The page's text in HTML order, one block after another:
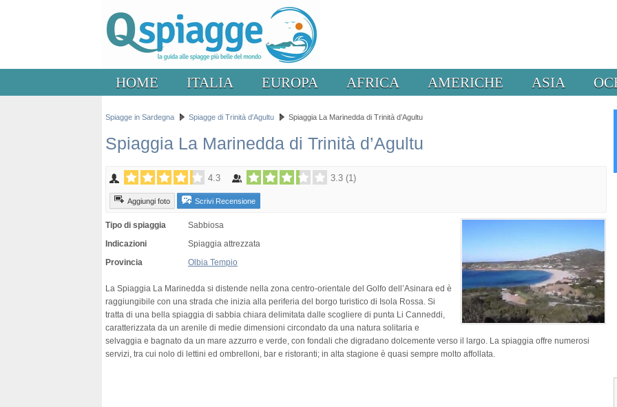
HOME ITALIA EUROPA AFRICA AMERICHE ASIA
Spiagge in Sardegna Spiagge di Trinità d'Agultu Spiaggia La Marinedda di Trinità d’Agultu
Spiaggia La Marinedda di Trinità d’Agultu
4.3 3.3 (1)
Aggiungi foto Scrivi Recensione
Tipo di spiaggia Sabbiosa
Indicazioni Spiaggia attrezzata
Provincia Olbia Tempio
La Spiaggia La Marinedda si distende nella zona centro-orientale del Golfo dell’Asinara ed è
raggiungibile con una strada che inizia alla periferia del borgo turistico di Isola Rossa. Si
tratta di una bella spiaggia di sabbia chiara delimitata dalle scogliere di punta Li Canneddi,
caratterizzata da un arenile di medie dimensioni circondato da una natura solitaria e
selvaggia e bagnato da un mare azzurro e verde, con fondali che digradano dolcemente verso il largo. La spiaggia offre numerosi
servizi, tra cui nolo di lettini ed ombrelloni, bar e ristoranti; in alta stagione è quasi sempre molto affollata.